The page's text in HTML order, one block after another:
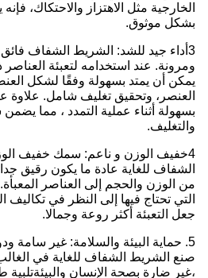
الخارجية مثل الاهتزاز والاحتكاك،
بشكل موثوق.
3أداء جيد للشد: الشريط الشفاف
ومرونة. عند استخدامه لتعبئة
يمكن أن يمتد بسهولة وفقًا لشكل
العنصر، وتحقيق تغليف شامل. علاوة
بسهولة أثناء عملية التمدد ، مما يضمن
والتغليف.
4خفيف الوزن و ناعم: سمك خفيف
الشفاف للغاية عادة ما يكون رقيق
من الوزن والحجم إلى العناصر
التي تحتاج فيها إلى النظر في تكاليف
جعل التعبئة أكثر روعة وجمالا.
5. حماية البيئة والسلامة: غير سامة
صنع الشريط الشفاف للغاية في
،غير ضارة بصحة الإنسان